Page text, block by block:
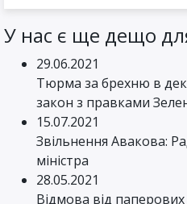
У нас є ще дещо
29.06.2021
Тюрма за брехню в
закон з правками
15.07.2021
Звільнення Авакова:
міністра
28.05.2021
Відмова від паперових